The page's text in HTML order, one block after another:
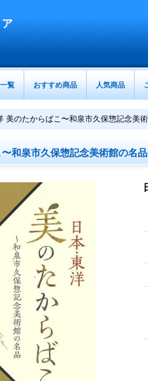
覧 おすすめ商品 人気商品
美のたからばこ〜和泉市久保惣記念美
和泉市久保惣記念美術館の名品